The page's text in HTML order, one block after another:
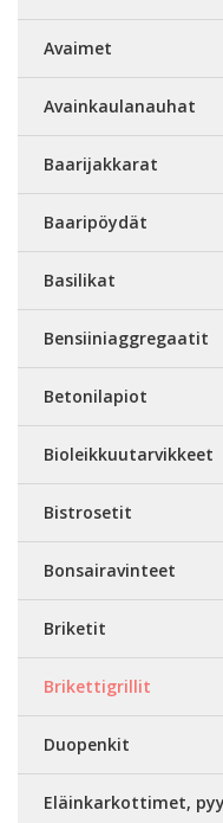
Avaimet
Avainkaulanauhat
Baarijakkarat
Baaripöydät
Basilikat
Bensiiniaggregaatit
Betonilapiot
Bioleikkuutarvikkeet
Bistrosetit
Bonsairavinteet
Briketit
Brikettigrillit
Duopenkit
Eläinkarkottimet,